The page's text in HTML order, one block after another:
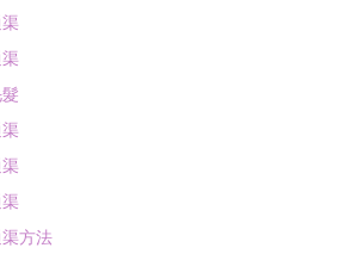
方法